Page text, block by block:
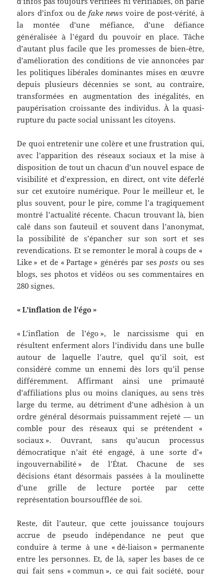
alors d’infox ou de fake newsvoire de post-vérité, à
la montée d’une méfiance, d’une défiance
généralisée à l’égard du pouvoir en place. Tâche
d’autant plus facile que les promesses de bien-être,
d’amélioration des conditions de vie annoncées par
les politiques libérales dominantes mises en œuvre
depuis plusieurs décennies se sont, au contraire,
transformées en augmentation des inégalités, en
paupérisation croissante des individus. À la quasi-
rupture du pacte social unissant les citoyens.
De quoi entretenir une colère et une frustration qui,
avec l’apparition des réseaux sociaux et la mise à
disposition de tout un chacun d’un nouvel espace de
visibilité et d’expression, en direct, ont vite déferlé
sur cet exutoire numérique. Pour le meilleur et, le
plus souvent, pour le pire, comme l’a tragiquement
montré l’actualité récente. Chacun trouvant là, bien
calé dans son fauteuil et souvent dans l’anonymat,
la possibilité de s’épancher sur son sort et ses
revendications. Et se remonter le moral à coups de «
Like » et de « Partage » générés par sesposts ou ses
blogs, ses photos et vidéos ou ses commentaires en
280 signes.
« L’inflation de l’égo »
« L’inflation de l’égo », le narcissisme qui en
résultent enferment alors l’individu dans une bulle
autour de laquelle l’autre, quel qu’il soit, est
considéré comme un ennemi dès lors qu’il pense
différemment. Affirmant ainsi une primauté
d’affiliations plus ou moins claniques, au sens très
large du terme, au détriment d’une adhésion à un
ordre général désormais puissamment rejeté — un
comble pour des réseaux qui se prétendent «
sociaux ». Ouvrant, sans qu’aucun processus
démocratique n’ait été engagé, à une sorte d’«
ingouvernabilité » de l’État. Chacune de ses
décisions étant désormais passées à la moulinette
d’une grille de lecture portée par cette
représentation boursoufflée de soi.
Reste, dit l’auteur, que cette jouissance toujours
accrue de pseudo indépendance ne peut que
conduire à terme à une « dé-liaison » permanente
entre les personnes. Et, de là, saper les bases de ce
qui fait sens « commun », ce qui fait société, pour